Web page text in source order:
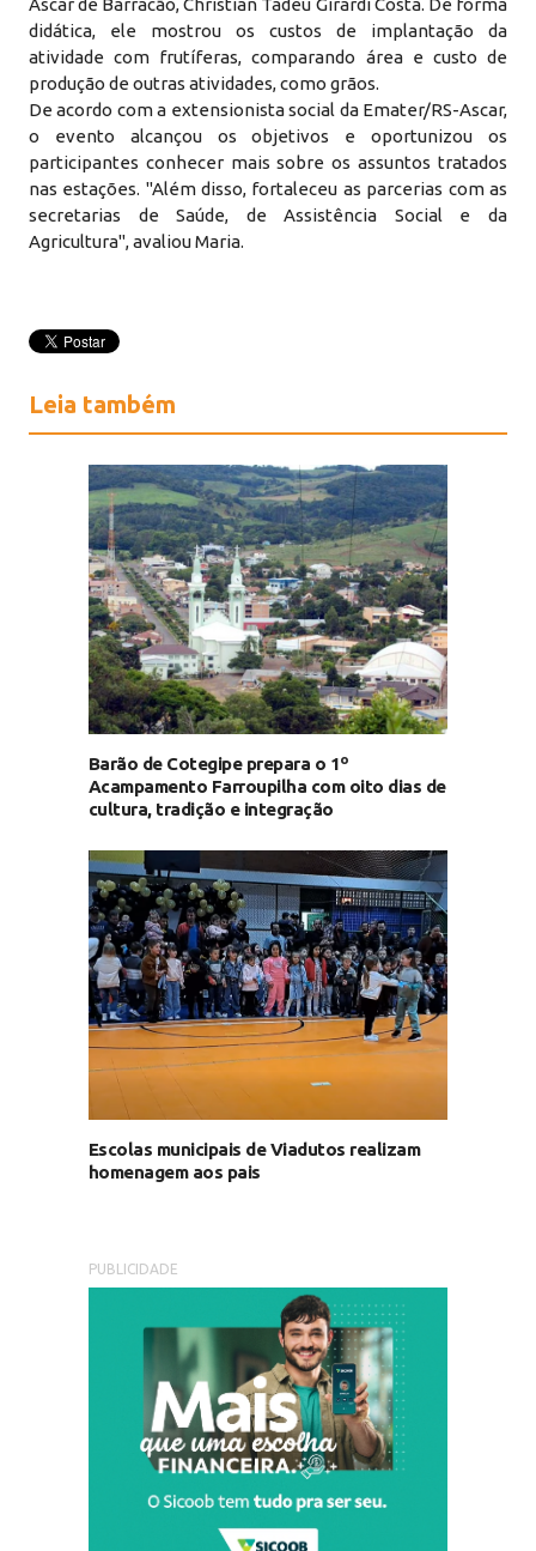
Ascar de Barracão, Christian Tadeu Girardi Costa. De forma
didática, ele mostrou os custos de implantação da
atividade com frutíferas, comparando área e custo de
produção de outras atividades, como grãos.
De acordo com a extensionista social da Emater/RS-Ascar,
o evento alcançou os objetivos e oportunizou os
participantes conhecer mais sobre os assuntos tratados
nas estações. "Além disso, fortaleceu as parcerias com as
secretarias de Saúde, de Assistência Social e da
Agricultura", avaliou Maria.
Leia também
Barão de Cotegipe prepara o 1º
Acampamento Farroupilha com oito dias de
cultura, tradição e integração
Escolas municipais de Viadutos realizam
homenagem aos pais
PUBLICIDADE